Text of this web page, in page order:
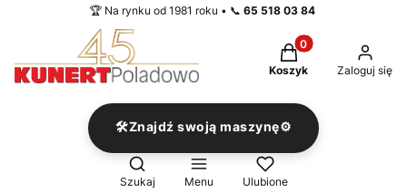
🏆 Na rynku od 1981 roku • 📞 65 518 03 84
Produkty w
Koszyk Zaloguj się
🛠️Znajdź swoją maszynę⚙️
Otwórz wyszukiwarkę
Szukaj Menu Ulubione